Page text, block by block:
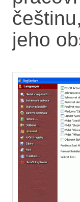
jeho